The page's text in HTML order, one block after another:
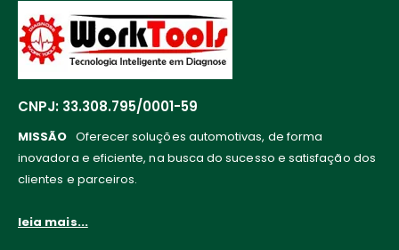
CNPJ: 33.308.795/0001-59
MISSÃO Oferecer soluções automotivas, de forma
inovadora e eficiente, na busca do sucesso e satisfação dos
clientes e parceiros.
leia mais...